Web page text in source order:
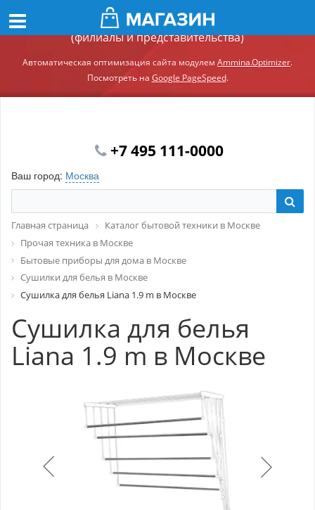
Демонстрационный сайт модуля Ammina.Регионы
(филиалы и представительства)
Автоматическая оптимизация сайта модулем Ammina.Optimizer.
Посмотреть на Google PageSpeed.
+7 495 111-0000
Ваш город: Москва
Главная страница
Каталог бытовой техники в Москве
Прочая техника в Москве
Бытовые приборы для дома в Москве
Сушилки для белья в Москве
Сушилка для белья Liana 1.9 m в Москве
Сушилка для белья
Liana 1.9 m в Москве